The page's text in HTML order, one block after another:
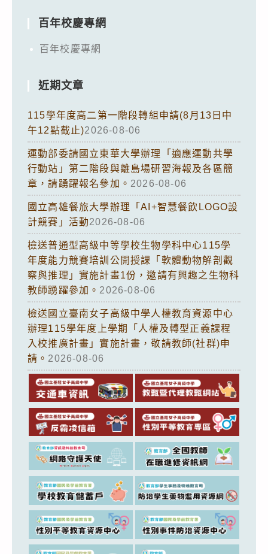
百年校慶專網
百年校慶專網
近期文章
115學年度高二第一階段轉組申請(8月13日中
午12點截止)2026-08-06
運動部委請國立東華大學辦理「適應運動共學
行動站」第二階段與離島場研習海報及各區簡
章，請踴躍報名參加。 2026-08-06
國立高雄餐旅大學辦理「AI+智慧餐飲LOGO設
計競賽」活動2026-08-06
檢送普通型高級中等學校生物學科中心115學
年度能力競賽培訓公開授課「軟體動物解剖觀
察與推理」實施計畫1份，邀請有興趣之生物科
教師踴躍參加。 2026-08-06
檢送國立臺南女子高級中學人權教育資源中心
辦理115學年度上學期「人權及轉型正義課程
入校推廣計畫」實施計畫，敬請教師(社群)申
請。 2026-08-06